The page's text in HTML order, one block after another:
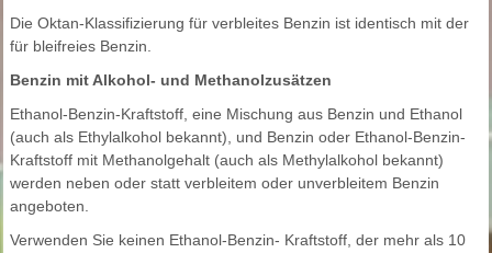
Die Oktan-Klassifizierung für verbleites Benzin ist identisch mit der
für bleifreies Benzin.
Benzin mit Alkohol- und Methanolzusätzen
Ethanol-Benzin-Kraftstoff, eine Mischung aus Benzin und Ethanol
(auch als Ethylalkohol bekannt), und Benzin oder Ethanol-Benzin-
Kraftstoff mit Methanolgehalt (auch als Methylalkohol bekannt)
werden neben oder statt verbleitem oder unverbleitem Benzin
angeboten.
Verwenden Sie keinen Ethanol-Benzin- Kraftstoff, der mehr als 10